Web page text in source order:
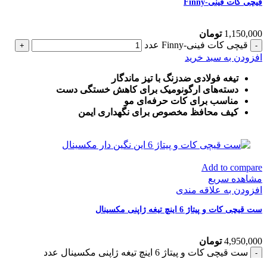
قیچی کات فینی-Finny
1,150,000 تومان
قیچی کات فینی-Finny عدد
افزودن به سبد خرید
تیغه فولادی ضدزنگ با تیز ماندگار
دسته‌های ارگونومیک برای کاهش خستگی دست
مناسب برای کات حرفه‌ای مو
کیف محافظ مخصوص برای نگهداری ایمن
Add to compare
مشاهده سریع
افزودن به علاقه مندی
ست قیچی کات و پیتاژ 6 اینچ تیغه ژاپنی مکسینال
4,950,000 تومان
ست قیچی کات و پیتاژ 6 اینچ تیغه ژاپنی مکسینال عدد